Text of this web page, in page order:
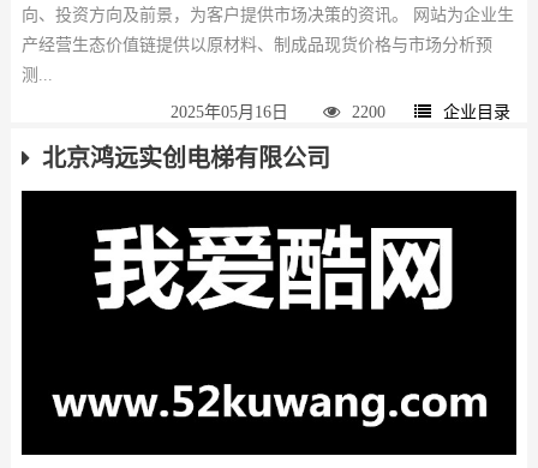
向、投资方向及前景，为客户提供市场决策的资讯。 网站为企业生
产经营生态价值链提供以原材料、制成品现货价格与市场分析预
测...
2025年05月16日 2200 企业目录
北京鸿远实创电梯有限公司